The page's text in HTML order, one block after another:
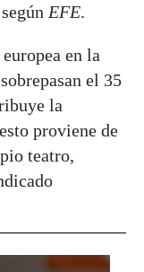
EFE.
en la
el 35
la
proviene de
teatro,